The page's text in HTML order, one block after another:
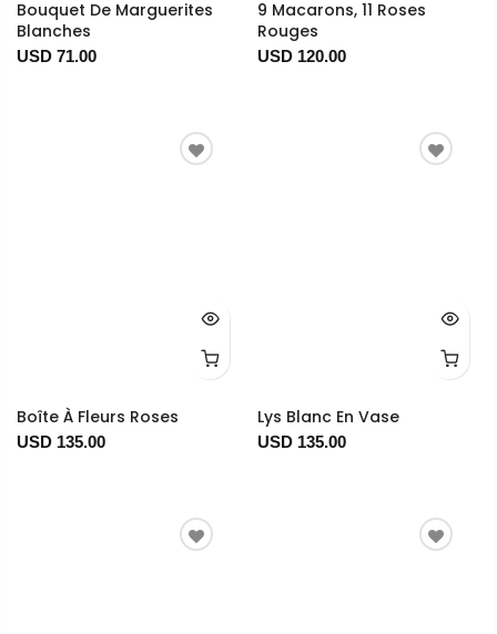
Bouquet De Marguerites
Blanches
USD 71.00
9 Macarons, 11 Roses
Rouges
USD 120.00
Boîte À Fleurs Roses
USD 135.00
Lys Blanc En Vase
USD 135.00